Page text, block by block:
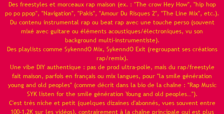
Des freestyles et morceaux rap maison (ex. : "The crow Hey How", "hip hop
po po ppop", "Navigation", "Pakis", "Amour Du Risques 2", "The Line Mix", etc.).
Du contenu instrumental rap ou beat rap avec une touche perso (souvent
mixé avec guitare ou éléments acoustiques/électroniques, vu son
background multi-instrumentiste).
Des playlists comme SykenndO Mix, SykenndO Exit (regroupant ses créations
rap/remix).
Une vibe DIY authentique : pas de prod ultra-polie, mais du rap/freestyle
fait maison, parfois en français ou mix langues, pour "la smile génération
young and old peoples" (comme décrit dans la bio de la chaîne : "Rap Music
SYK listen for the smile génération Young and old peoples…").
C'est très niche et petit (quelques dizaines d'abonnés, vues souvent entre
100–1.2K sur les vidéos), contrairement à la chaîne principale qui est plus